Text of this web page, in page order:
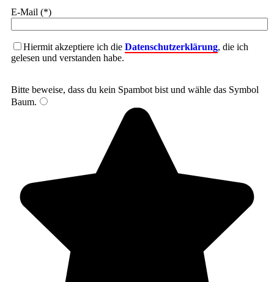
E-Mail (*)
Hiermit akzeptiere ich die Datenschutzerklärung, die ich
gelesen und verstanden habe.
Bitte beweise, dass du kein Spambot bist und wähle das Symbol
Baum.